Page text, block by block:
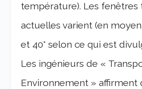
température). Les fenêtres
actuelles varient (en
et 40° selon ce qui est
Les ingénieurs de «
Environnement » affirment